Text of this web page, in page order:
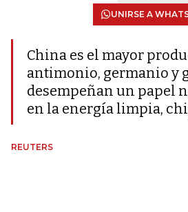
UNIRSE A
China es el mayor
antimonio, germanio y
desempeñan un papel
en la energía limpia,
REUTERS